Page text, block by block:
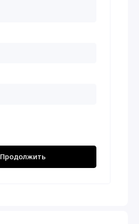
Продолжить